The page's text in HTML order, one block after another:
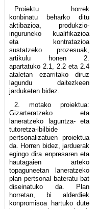
Proiektu horrek
konbinatu beharko ditu
aktibazioa, produkzio-
inguruneko kualifikazioa
eta kontratazioa
sustatzeko prozesuak,
artikulu honen 2.
apartatuko 2.1, 2.2 eta 2.4
ataletan ezarritako diruz
lagundu daitezkeen
jarduketen bidez.
2. motako proiektua:
Gizarteratzeko eta
laneratzeko laguntza- eta
tutoretza-ibilbide
pertsonalizatuen proiektua
da. Horren bidez, jarduerak
egingo dira enpresaren eta
hautagaien arteko
topaguneetan laneratzeko
plan pertsonal bateratu bat
diseinatuko da. Plan
horretan, bi alderdiek
konpromisoa hartuko dute